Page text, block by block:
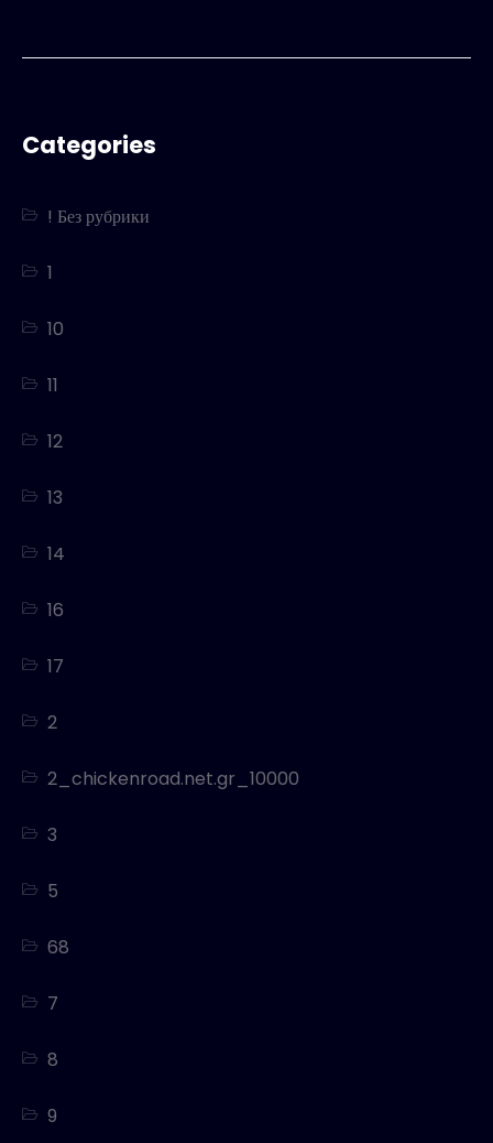
Categories
! Без рубрики
1
10
11
12
13
14
16
17
2
2_chickenroad.net.gr_10000
3
5
68
7
8
9